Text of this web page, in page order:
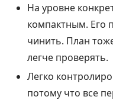
На уровне
компактным. Его
чинить. План
легче проверять.
Легко
потому что все